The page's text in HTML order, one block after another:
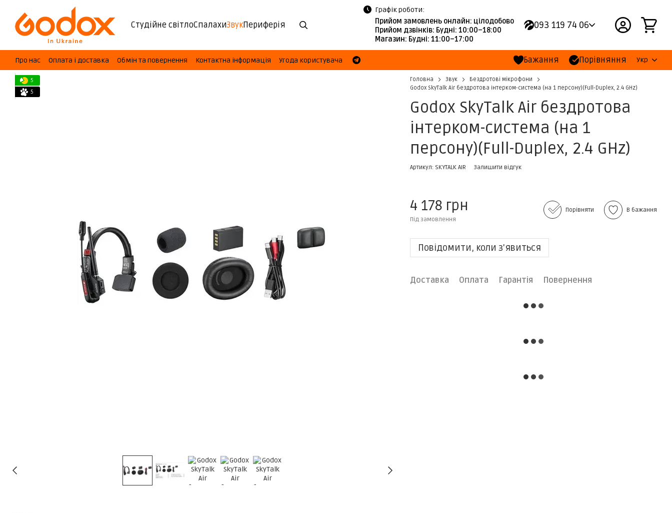
Перейти до основного контенту
Студійне світлоСпалахиЗвукПериферія
Графік роботи:
Прийом замовлень онлайн: цілодобово
Прийом дзвінків: Будні: 10:00–18:00
Магазин: Будні: 11:00–17:00
093 119 74 06
Про нас Оплата і доставка Обмін та повернення Контактна інформація Угода користувача Бажання Порівняння Укр
5
5
Головна Звук
Бездротові мікрофони
Godox SkyTalk Air бездротова інтерком-система (на 1 персону)(Full-Duplex, 2.4 GHz)
Godox SkyTalk Air бездротова
інтерком-система (на 1
персону)(Full-Duplex, 2.4 GHz)
Артикул: SKYTALK AIR Залишити відгук
4 178 грн
Під замовлення
Порівняти В бажання
Повідомити, коли з'явиться
Доставка Оплата Гарантія Повернення